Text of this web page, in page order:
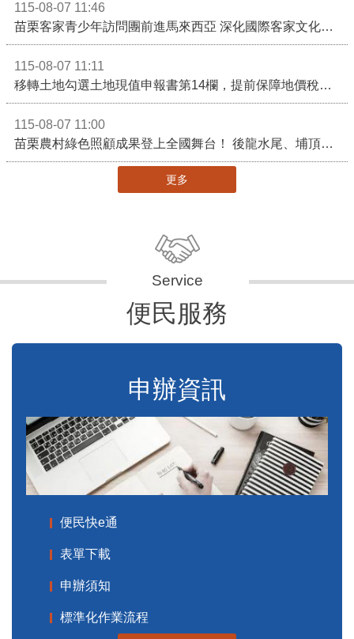
115-08-07 11:46
苗栗客家青少年訪問團前進馬來西亞 深化國際客家文化交流
115-08-07 11:11
移轉土地勾選土地現值申報書第14欄，提前保障地價稅節稅權益
115-08-07 11:00
苗栗農村綠色照顧成果登上全國舞台！ 後龍水尾、埔頂社區前進2026高齡健康產業博覽會
更多
便民服務
申辦資訊
便民快e通
表單下載
申辦須知
標準化作業流程